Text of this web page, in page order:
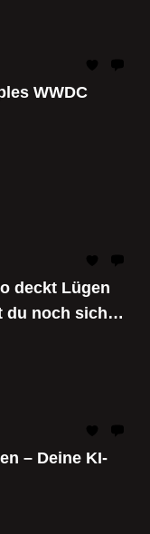
WWDC
deckt Lügen
du noch sicher
– Deine KI-